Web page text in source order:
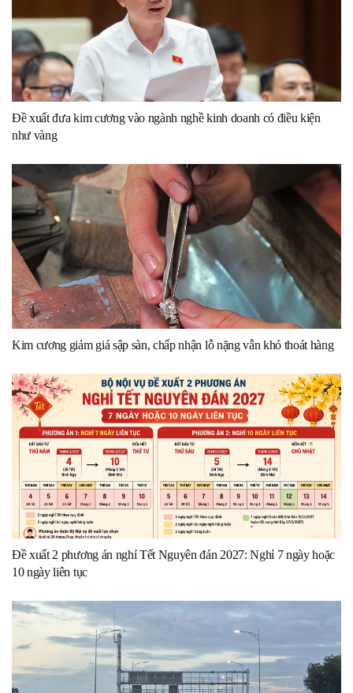
Đề xuất đưa kim cương vào ngành nghề kinh doanh có điều kiện
như vàng
Kim cương giảm giá sập sàn, chấp nhận lỗ nặng vẫn khó thoát hàng
Đề xuất 2 phương án nghỉ Tết Nguyên đán 2027: Nghỉ 7 ngày hoặc
10 ngày liên tục